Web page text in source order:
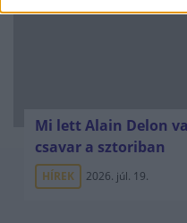
Mi lett Alain Delon
csavar a sztoriban
HÍREK 2026. júl. 19.